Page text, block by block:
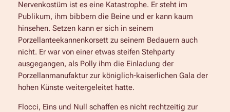
Nervenkostüm ist es eine Katastrophe. Er steht im
Publikum, ihm bibbern die Beine und er kann kaum
hinsehen. Setzen kann er sich in seinem
Porzellanteekannenkorsett zu seinem Bedauern auch
nicht. Er war von einer etwas steifen Stehparty
ausgegangen, als Polly ihm die Einladung der
Porzellanmanufaktur zur königlich-kaiserlichen Gala der
hohen Künste weitergeleitet hatte.
Flocci, Eins und Null schaffen es nicht rechtzeitig zur